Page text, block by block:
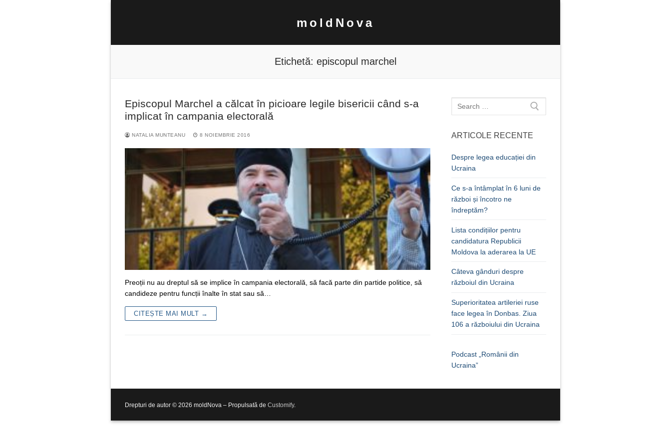
moldNova
după:
Etichetă: episcopul marchel
Episcopul Marchel a călcat în picioare legile bisericii când s-a
implicat în campania electorală
NATALIA MUNTEANU 8 NOIEMBRIE 2016
Preoții nu au dreptul să se implice în campania electorală, să facă parte din partide politice, să
candideze pentru funcții înalte în stat sau să…
CITEȘTE MAI MULT →
Caută
după:
ARTICOLE RECENTE
Despre legea educației din
Ucraina
Ce s-a întâmplat în 6 luni de
război și încotro ne
îndreptăm?
Lista condițiilor pentru
candidatura Republicii
Moldova la aderarea la UE
Câteva gânduri despre
războiul din Ucraina
Superioritatea artileriei ruse
face legea în Donbas. Ziua
106 a războiului din Ucraina
Podcast „Românii din
Ucraina”
Drepturi de autor © 2026 moldNova – Propulsată de Customify.